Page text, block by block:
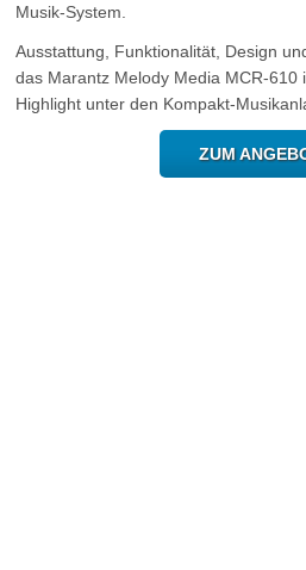
Musik-System.
Ausstattung, Funktionalität, Design
das Marantz Melody Media MCR-610
Highlight unter den Kompakt-
ZUM